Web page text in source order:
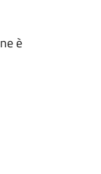
è